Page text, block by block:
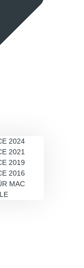
2024
2021
2019
2016
MAC